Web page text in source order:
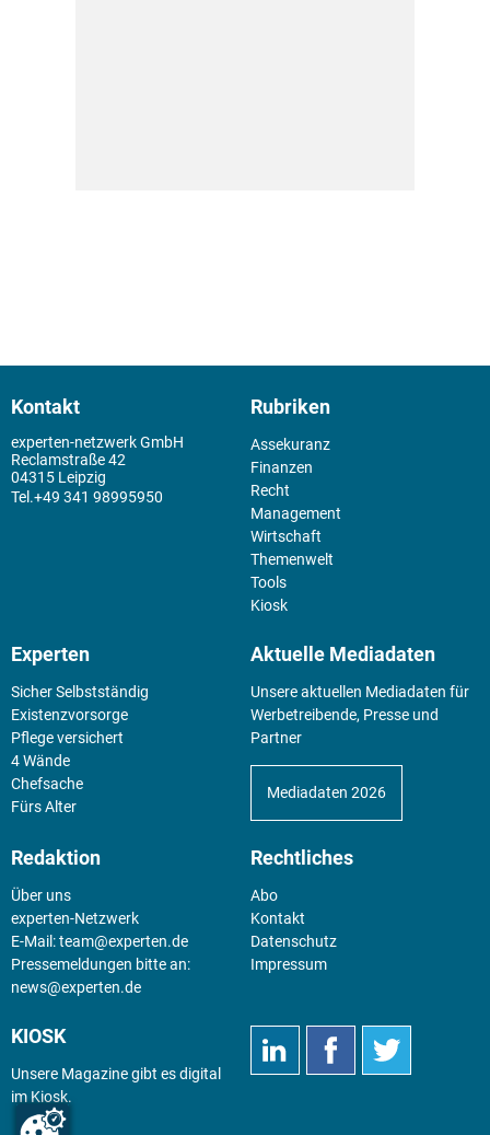
Kontakt
experten-netzwerk GmbH
Reclamstraße 42
04315 Leipzig
+49 341 98995950
Rubriken
Assekuranz
Finanzen
Recht
Management
Wirtschaft
Themenwelt
Tools
Kiosk
Experten
Sicher Selbstständig
Existenz­vorsorge
Pflege versichert
4 Wände
Chefsache
Fürs Alter
Aktuelle Mediadaten
Unsere aktuellen Mediadaten für
Werbetreibende, Presse und
Partner
Mediadaten 2026
Redaktion
Über uns
experten-Netzwerk
E-Mail:team@experten.de
Pressemeldungen bitte an:
news@experten.de
Rechtliches
Abo
Kontakt
Datenschutz
Impressum
KIOSK
Unsere Magazine gibt es digital
im Kiosk.